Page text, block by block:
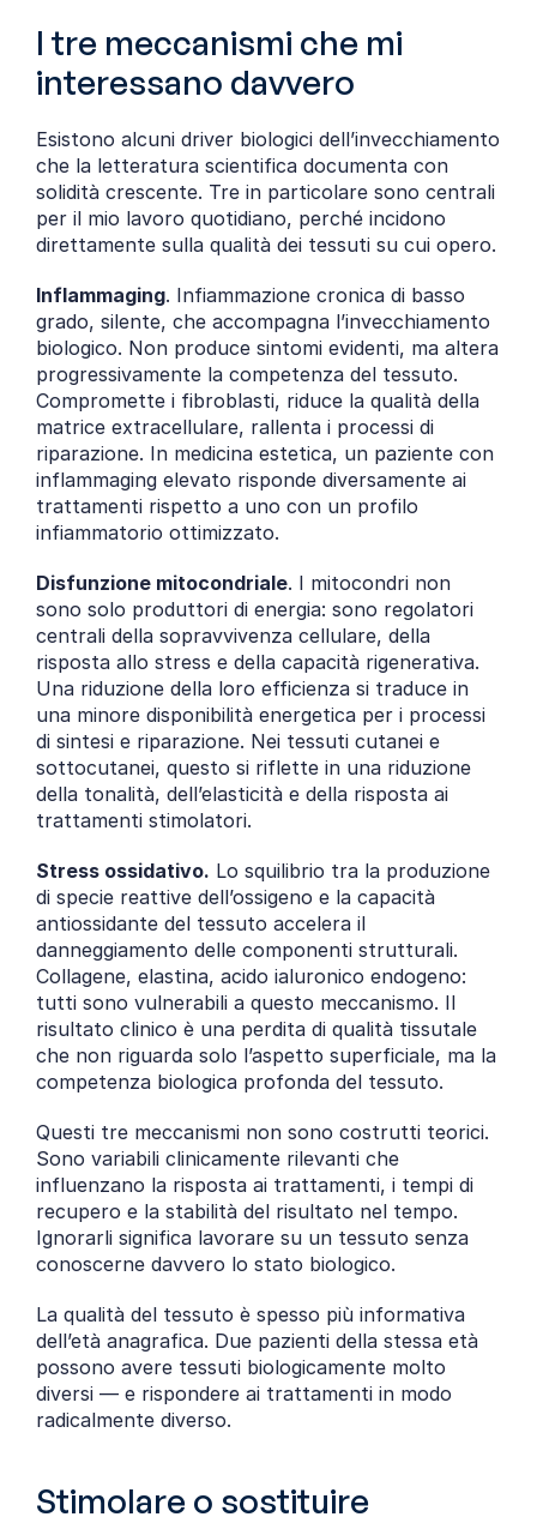
I tre meccanismi che mi
interessano davvero
Esistono alcuni driver biologici dell’invecchiamento
che la letteratura scientifica documenta con
solidità crescente. Tre in particolare sono centrali
per il mio lavoro quotidiano, perché incidono
direttamente sulla qualità dei tessuti su cui opero.
Inflammaging. Infiammazione cronica di basso
grado, silente, che accompagna l’invecchiamento
biologico. Non produce sintomi evidenti, ma altera
progressivamente la competenza del tessuto.
Compromette i fibroblasti, riduce la qualità della
matrice extracellulare, rallenta i processi di
riparazione. In medicina estetica, un paziente con
inflammaging elevato risponde diversamente ai
trattamenti rispetto a uno con un profilo
infiammatorio ottimizzato.
Disfunzione mitocondriale. I mitocondri non
sono solo produttori di energia: sono regolatori
centrali della sopravvivenza cellulare, della
risposta allo stress e della capacità rigenerativa.
Una riduzione della loro efficienza si traduce in
una minore disponibilità energetica per i processi
di sintesi e riparazione. Nei tessuti cutanei e
sottocutanei, questo si riflette in una riduzione
della tonalità, dell’elasticità e della risposta ai
trattamenti stimolatori.
Stress ossidativo. Lo squilibrio tra la produzione
di specie reattive dell’ossigeno e la capacità
antiossidante del tessuto accelera il
danneggiamento delle componenti strutturali.
Collagene, elastina, acido ialuronico endogeno:
tutti sono vulnerabili a questo meccanismo. Il
risultato clinico è una perdita di qualità tissutale
che non riguarda solo l’aspetto superficiale, ma la
competenza biologica profonda del tessuto.
Questi tre meccanismi non sono costrutti teorici.
Sono variabili clinicamente rilevanti che
influenzano la risposta ai trattamenti, i tempi di
recupero e la stabilità del risultato nel tempo.
Ignorarli significa lavorare su un tessuto senza
conoscerne davvero lo stato biologico.
La qualità del tessuto è spesso più informativa
dell’età anagrafica. Due pazienti della stessa età
possono avere tessuti biologicamente molto
diversi — e rispondere ai trattamenti in modo
radicalmente diverso.
Stimolare o sostituire